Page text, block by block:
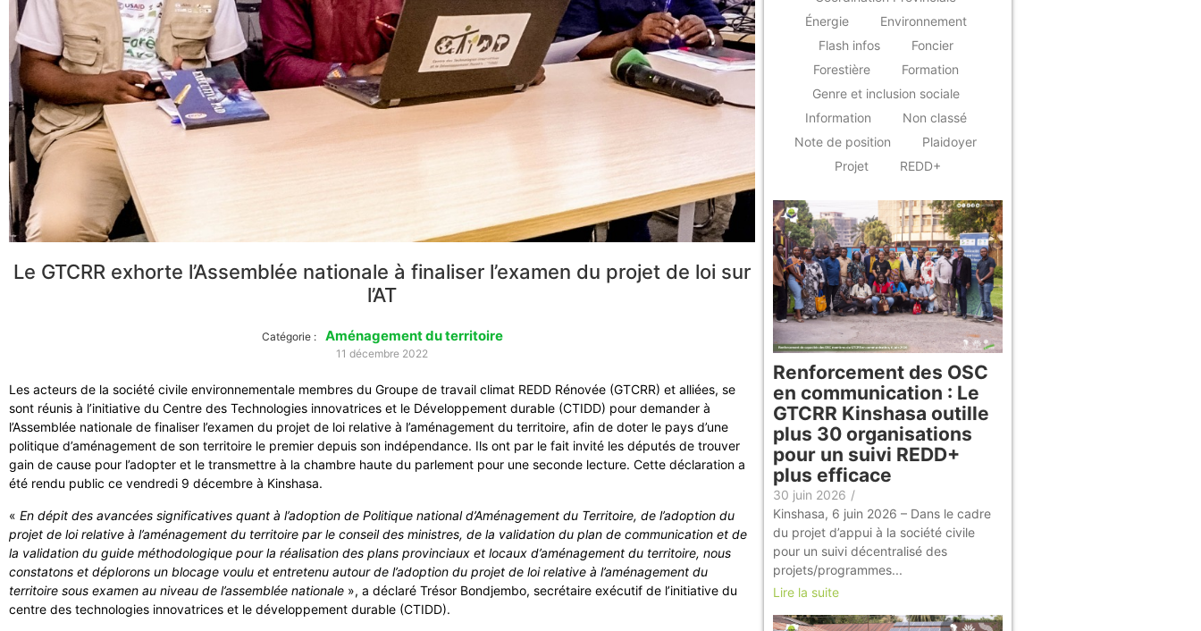
Le GTCRR exhorte l’Assemblée nationale à finaliser l’examen du projet de loi sur
l’AT
Catégorie : Aménagement du territoire
11 décembre 2022
Les acteurs de la société civile environnementale membres du Groupe de travail climat REDD Rénovée (GTCRR) et alliées, se
sont réunis à l’initiative du Centre des Technologies innovatrices et le Développement durable (CTIDD) pour demander à
l’Assemblée nationale de finaliser l’examen du projet de loi relative à l’aménagement du territoire, afin de doter le pays d’une
politique d’aménagement de son territoire le premier depuis son indépendance. Ils ont par le fait invité les députés de trouver
gain de cause pour l’adopter et le transmettre à la chambre haute du parlement pour une seconde lecture. Cette déclaration a
été rendu public ce vendredi 9 décembre à Kinshasa.
« En dépit des avancées significatives quant à l’adoption de Politique national d’Aménagement du Territoire, de l’adoption du
projet de loi relative à l’aménagement du territoire par le conseil des ministres, de la validation du plan de communication et de
la validation du guide méthodologique pour la réalisation des plans provinciaux et locaux d’aménagement du territoire, nous
constatons et déplorons un blocage voulu et entretenu autour de l’adoption du projet de loi relative à l’aménagement du
territoire sous examen au niveau de l’assemblée nationale », a déclaré Trésor Bondjembo, secrétaire exécutif de l’initiative du
centre des technologies innovatrices et le développement durable (CTIDD).
Énergie
Environnement
Flash infos
Foncier
Forestière
Formation
Genre et inclusion sociale
Information
Non classé
Note de position
Plaidoyer
Projet
REDD+
Renforcement des OSC
en communication : Le
GTCRR Kinshasa outille
plus 30 organisations
pour un suivi REDD+
plus efficace
30 juin 2026 /
Kinshasa, 6 juin 2026 – Dans le cadre
du projet d’appui à la société civile
pour un suivi décentralisé des
projets/programmes...
Lire la suite